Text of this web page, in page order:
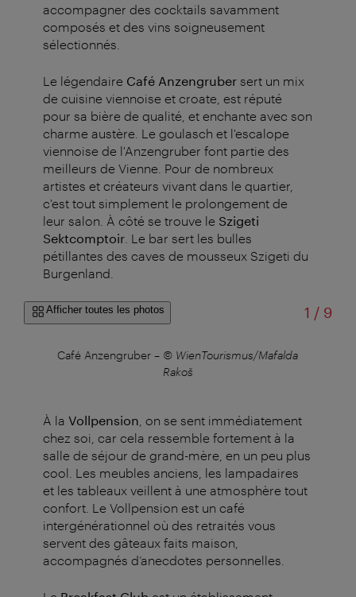
accompagner des cocktails savamment
composés et des vins soigneusement
sélectionnés.
Le légendaire Café Anzengruber sert un mix
de cuisine viennoise et croate, est réputé
pour sa bière de qualité, et enchante avec son
charme austère. Le goulasch et l'escalope
viennoise de l'Anzengruber font partie des
meilleurs de Vienne. Pour de nombreux
artistes et créateurs vivant dans le quartier,
c'est tout simplement le prolongement de
leur salon. À côté se trouve le Szigeti
Sektcomptoir . Le bar sert les bulles
pétillantes des caves de mousseux Szigeti du
Burgenland.
Afficher toutes les photos 1 /sur
9
Café Anzengruber – © WienTourismus/Mafalda
Rakoš
À la Vollpension , on se sent immédiatement
chez soi, car cela ressemble fortement à la
salle de séjour de grand-mère, en un peu plus
cool. Les meubles anciens, les lampadaires
et les tableaux veillent à une atmosphère tout
confort. Le Vollpension est un café
intergénérationnel où des retraités vous
servent des gâteaux faits maison,
accompagnés d’anecdotes personnelles.